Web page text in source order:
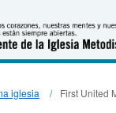
iglesia First United